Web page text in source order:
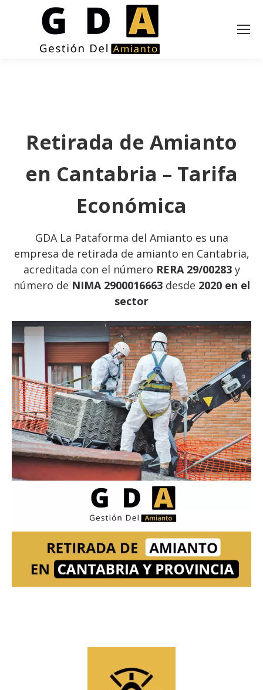
Retirada de Amianto
en Cantabria – Tarifa
Económica
GDA La Pataforma del Amianto es una
empresa de retirada de amianto en Cantabria,
acreditada con el número RERA 29/00283 y
número de NIMA 2900016663desde 2020 en el
sector